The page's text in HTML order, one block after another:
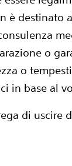
è destinato
o
o
in base al
di uscire
Per
nella